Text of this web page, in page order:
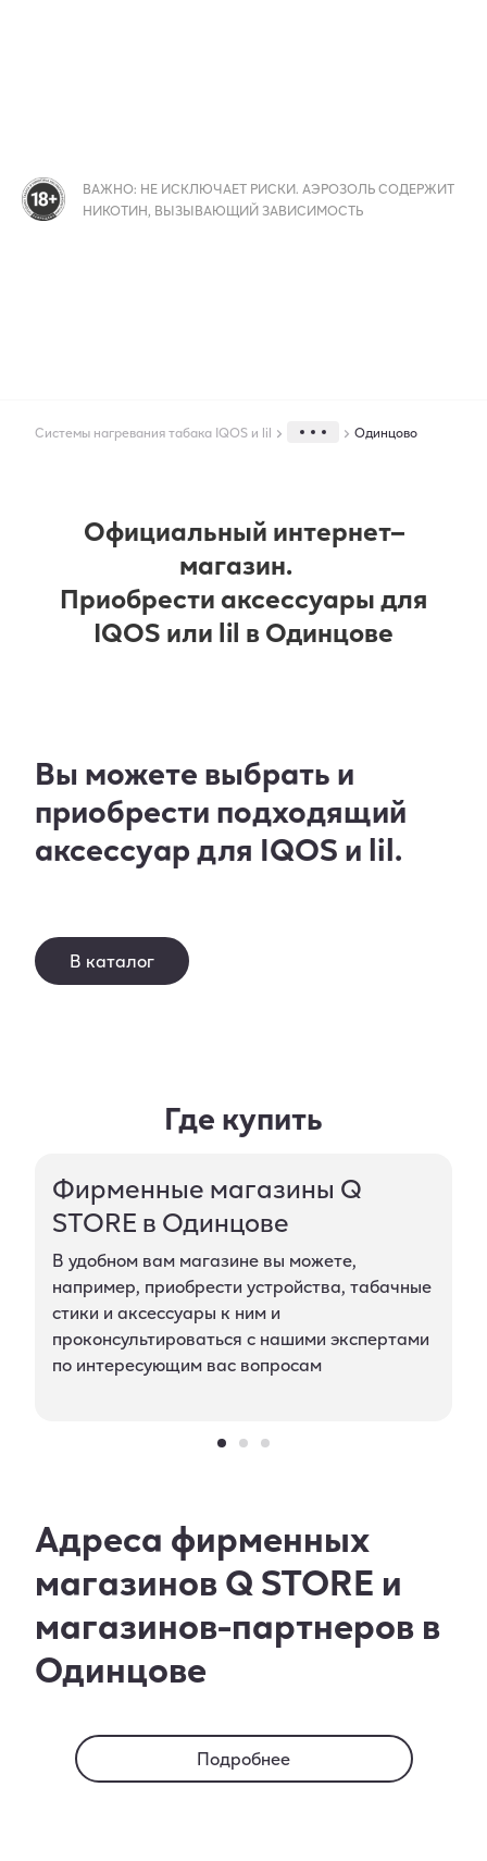
Системы нагревания табака IQOS и lil Одинцово
Официальный интернет–
магазин.
Приобрести аксессуары для
IQOS или lil в Одинцове
Вы можете выбрать и
приобрести подходящий
аксессуар для IQOS и lil.
В каталог
Где купить
Фирменные магазины Q
STORE в Одинцове
В удобном вам магазине вы можете,
например, приобрести устройства, табачные
стики и аксессуары к ним и
проконсультироваться с нашими экспертами
по интересующим вас вопросам
Адреса фирменных
магазинов Q STORE и
магазинов-партнеров в
Одинцове
Подробнее
ВАЖНО: НЕ ИСКЛЮЧАЕТ РИСКИ. АЭРОЗОЛЬ СОДЕРЖИТ
НИКОТИН, ВЫЗЫВАЮЩИЙ ЗАВИСИМОСТЬ